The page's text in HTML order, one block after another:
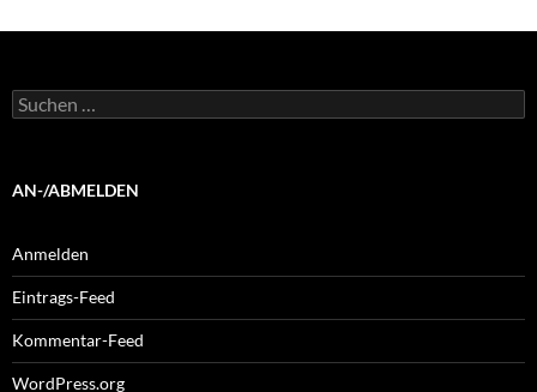
Suchen
nach:
AN-/ABMELDEN
Anmelden
Eintrags-Feed
Kommentar-Feed
WordPress.org